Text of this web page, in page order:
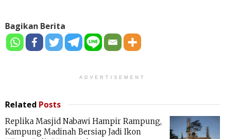
Bagikan Berita
ADVERTISEMENT
Related Posts
Replika Masjid Nabawi Hampir Rampung,
Kampung Madinah Bersiap Jadi Ikon